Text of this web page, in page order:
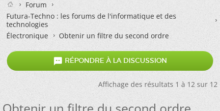
Forum
Futura-Techno : les forums de l'informatique et des
technologies
Électronique
Obtenir un filtre du second ordre
 RÉPONDRE À LA DISCUSSION
Affichage des résultats 1 à 12 sur 12